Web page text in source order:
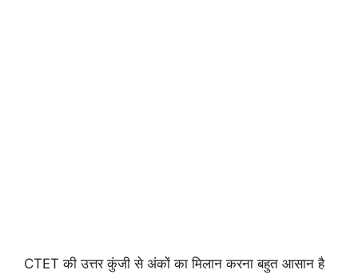
CTET की उत्तर कुंजी से अंकों का मिलान करना बहुत आसान है